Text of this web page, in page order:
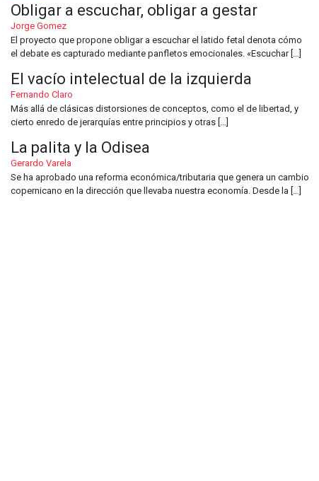
Obligar a escuchar, obligar a gestar
Jorge Gomez
El proyecto que propone obligar a escuchar el latido fetal denota cómo
el debate es capturado mediante panfletos emocionales. «Escuchar […]
El vacío intelectual de la izquierda
Fernando Claro
Más allá de clásicas distorsiones de conceptos, como el de libertad, y
cierto enredo de jerarquías entre principios y otras […]
La palita y la Odisea
Gerardo Varela
Se ha aprobado una reforma económica/tributaria que genera un cambio
copernicano en la dirección que llevaba nuestra economía. Desde la […]